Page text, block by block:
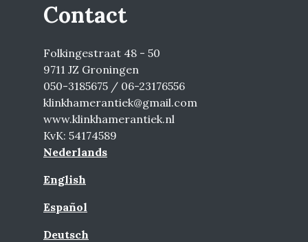
Contact
Folkingestraat 48 - 50
9711 JZ Groningen
050-3185675 / 06-23176556
klinkhamerantiek@gmail.com
www.klinkhamerantiek.nl
KvK: 54174589
Nederlands
English
Español
Deutsch